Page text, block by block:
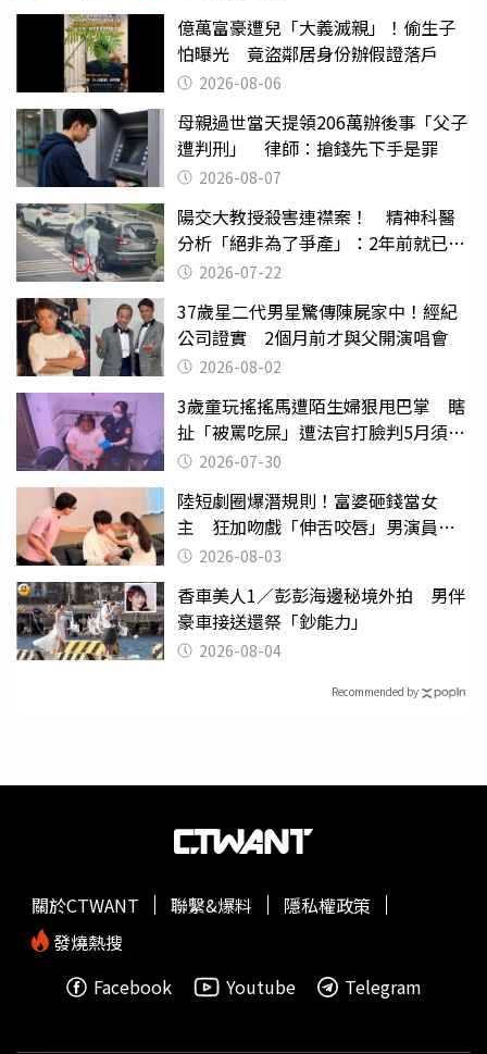
億萬富豪遭兒「大義滅親」！偷生子
怕曝光 竟盜鄰居身份辦假證落戶
2026-08-06
母親過世當天提領206萬辦後事「父子
遭判刑」 律師：搶錢先下手是罪
2026-08-07
陽交大教授殺害連襟案！ 精神科醫
分析「絕非為了爭產」：2年前就已言
行詭異
2026-07-22
37歲星二代男星驚傳陳屍家中！經紀
公司證實 2個月前才與父開演唱會
2026-08-02
3歲童玩搖搖馬遭陌生婦狠甩巴掌 瞎
扯「被罵吃屎」遭法官打臉判5月須入
監 2026-07-30
陸短劇圈爆潛規則！富婆砸錢當女
主 狂加吻戲「伸舌咬唇」男演員崩
潰 2026-08-03
香車美人1／彭彭海邊秘境外拍 男伴
豪車接送還祭「鈔能力」
2026-08-04
Recommended by
關於CTWANT 聯繫&爆料
隱私權政策
發燒熱搜
Facebook
Youtube Telegram